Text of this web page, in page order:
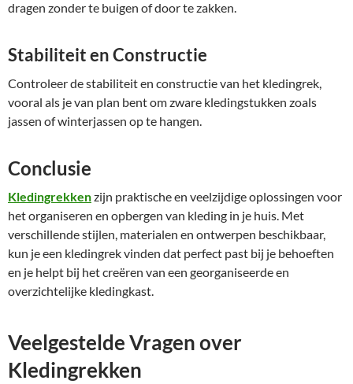
dragen zonder te buigen of door te zakken.
Stabiliteit en Constructie
Controleer de stabiliteit en constructie van het kledingrek,
vooral als je van plan bent om zware kledingstukken zoals
jassen of winterjassen op te hangen.
Conclusie
Kledingrekkenzijn praktische en veelzijdige oplossingen voor
het organiseren en opbergen van kleding in je huis. Met
verschillende stijlen, materialen en ontwerpen beschikbaar,
kun je een kledingrek vinden dat perfect past bij je behoeften
en je helpt bij het creëren van een georganiseerde en
overzichtelijke kledingkast.
Veelgestelde Vragen over
Kledingrekken